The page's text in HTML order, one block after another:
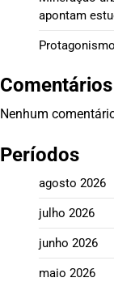
apontam
Comentários
Nenhum
Períodos
agosto 2026
julho 2026
junho 2026
maio 2026